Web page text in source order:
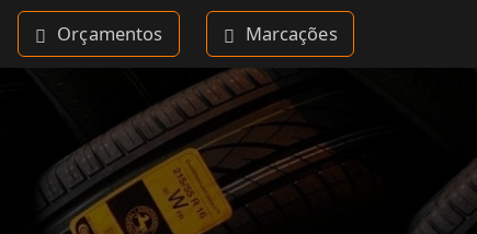
Orçamentos Marcações